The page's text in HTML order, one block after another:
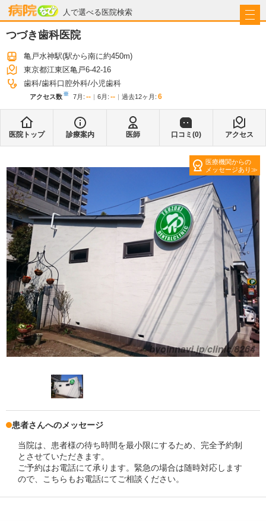
人で選べる医院検索
病院なび
つづき歯科医院
亀戸水神駅(駅から南に約450m)
東京都江東区亀戸6-42-16
歯科 歯科口腔外科 小児歯科
アクセス数※ 7月 : -- 6月 : -- 過去12ヶ月: 6
医院トップ 診療案内 医師 口コミ(0) アクセス
医療機関からの
メッセージあり
患者さんへのメッセージ
当院は、患者様の待ち時間を最小限にするため、完全予約制
とさせていただきます。
ご予約はお電話にて承ります。緊急の場合は随時対応します
ので、こちらもお電話にてご相談ください。